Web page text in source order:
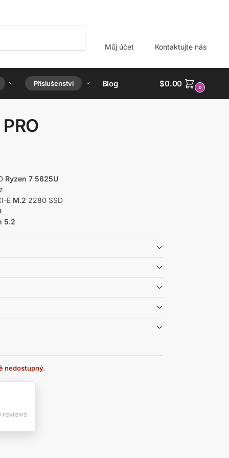
Můj účet Kontaktujte nás
Příslušenství Blog $0.00 0
Ryzen 7 5825U
E M.2 2280 SSD
5.2
nedostupný.